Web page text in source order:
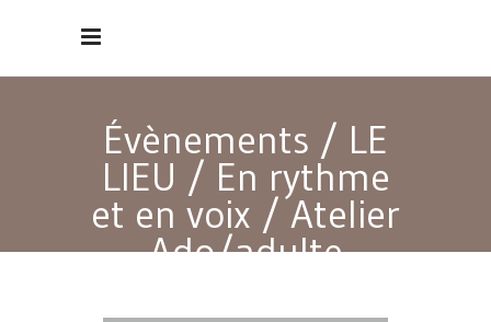
Évènements / LE
LIEU / En rythme
et en voix / Atelier
Ado/adulte